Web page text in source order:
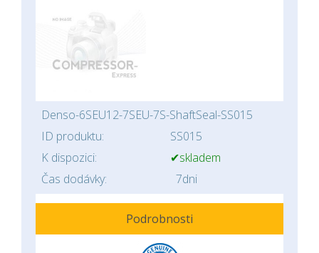
Denso-6SEU12-7SEU-7S-ShaftSeal-SS015
ID produktu:
SS015
K dispozici:
✔skladem
Čas dodávky:
7dni
Podrobnosti